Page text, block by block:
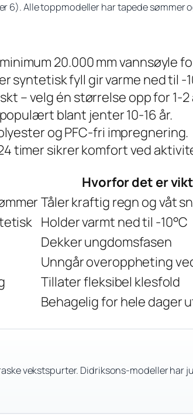
6). Alle toppmodeller har tapede sømmer
20.000 mm vannsøyle
syntetisk fyll gir varme ned til -
– velg én størrelse opp for 1-2
blant jenter 10-16 år.
og PFC-fri impregnering.
timer sikrer komfort ved
Hvorfor det er
Tåler kraftig regn og våt
Holder varmt ned til -10°C
Dekker ungdomsfasen
Unngår overoppheting
Tillater fleksibel klesfold
Behagelig for hele dager
vekstspurter. Didriksons-modeller har